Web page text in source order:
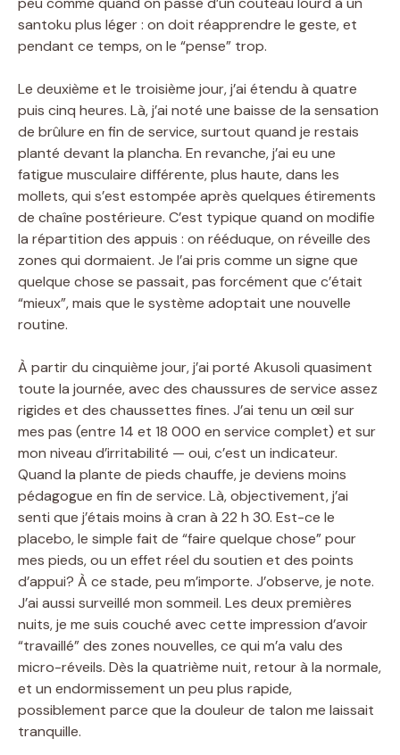
santoku plus léger : on doit réapprendre le geste, et
pendant ce temps, on le “pense” trop.
Le deuxième et le troisième jour, j’ai étendu à quatre
puis cinq heures. Là, j’ai noté une baisse de la sensation
de brûlure en fin de service, surtout quand je restais
planté devant la plancha. En revanche, j’ai eu une
fatigue musculaire différente, plus haute, dans les
mollets, qui s’est estompée après quelques étirements
de chaîne postérieure. C’est typique quand on modifie
la répartition des appuis : on rééduque, on réveille des
zones qui dormaient. Je l’ai pris comme un signe que
quelque chose se passait, pas forcément que c’était
“mieux”, mais que le système adoptait une nouvelle
routine.
À partir du cinquième jour, j’ai porté Akusoli quasiment
toute la journée, avec des chaussures de service assez
rigides et des chaussettes fines. J’ai tenu un œil sur
mes pas (entre 14 et 18 000 en service complet) et sur
mon niveau d’irritabilité — oui, c’est un indicateur.
Quand la plante de pieds chauffe, je deviens moins
pédagogue en fin de service. Là, objectivement, j’ai
senti que j’étais moins à cran à 22 h 30. Est-ce le
placebo, le simple fait de “faire quelque chose” pour
mes pieds, ou un effet réel du soutien et des points
d’appui? À ce stade, peu m’importe. J’observe, je note.
J’ai aussi surveillé mon sommeil. Les deux premières
nuits, je me suis couché avec cette impression d’avoir
“travaillé” des zones nouvelles, ce qui m’a valu des
micro-réveils. Dès la quatrième nuit, retour à la normale,
et un endormissement un peu plus rapide,
possiblement parce que la douleur de talon me laissait
tranquille.